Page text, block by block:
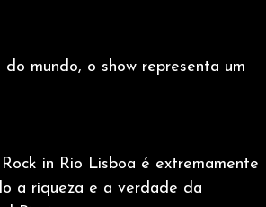
mundo, o show representa um
in Rio Lisboa é extremamente
a riqueza e a verdade da